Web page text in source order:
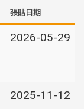
張貼日期
2026-05-29
2025-11-12